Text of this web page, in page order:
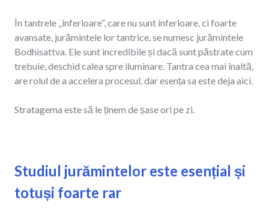
În tantrele „inferioare”, care nu sunt inferioare, ci foarte
avansate, jurămintele lor tantrice, se numesc jurămintele
Bodhisattva. Ele sunt incredibile și dacă sunt păstrate cum
trebuie, deschid calea spre iluminare. Tantra cea mai înaltă,
are rolul de a accelera procesul, dar esența sa este deja aici.
Stratagema este să le ținem de șase ori pe zi.
Studiul jurămintelor este esențial și
totuși foarte rar